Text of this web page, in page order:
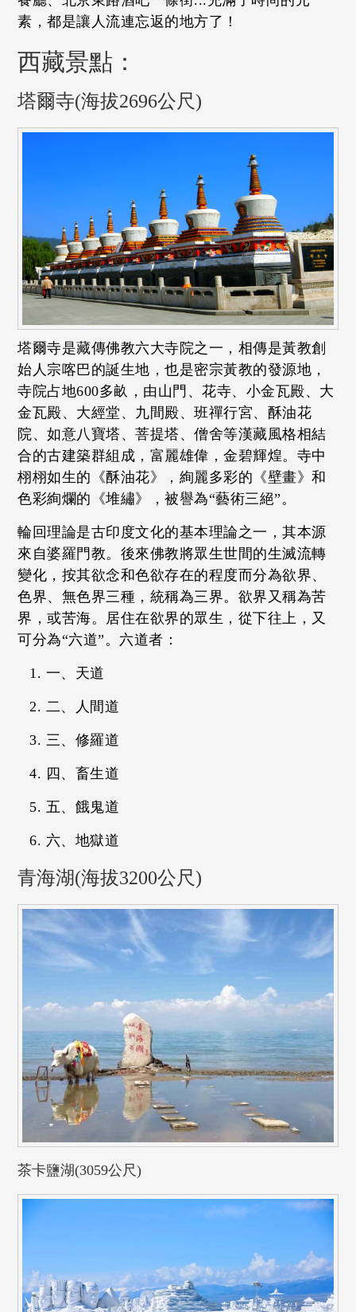
素，都是讓人流連忘返的地方了！
西藏景點：
塔爾寺(海拔2696公尺)
塔爾寺是藏傳佛教六大寺院之一，相傳是黃教創
始人宗喀巴的誕生地，也是密宗黃教的發源地，
寺院占地600多畝，由山門、花寺、小金瓦殿、大
金瓦殿、大經堂、九間殿、班禪行宮、酥油花
院、如意八寶塔、菩提塔、僧舍等漢藏風格相結
合的古建築群組成，富麗雄偉，金碧輝煌。寺中
栩栩如生的《酥油花》，絢麗多彩的《壁畫》和
色彩絢爛的《堆繡》，被譽為“藝術三絕”。
輪回理論是古印度文化的基本理論之一，其本源
來自婆羅門教。後來佛教將眾生世間的生滅流轉
變化，按其欲念和色欲存在的程度而分為欲界、
色界、無色界三種，統稱為三界。欲界又稱為苦
界，或苦海。居住在欲界的眾生，從下往上，又
可分為“六道”。六道者：
一、天道
二、人間道
三、修羅道
四、畜生道
五、餓鬼道
六、地獄道
青海湖(海拔3200公尺)
茶卡鹽湖(3059公尺)